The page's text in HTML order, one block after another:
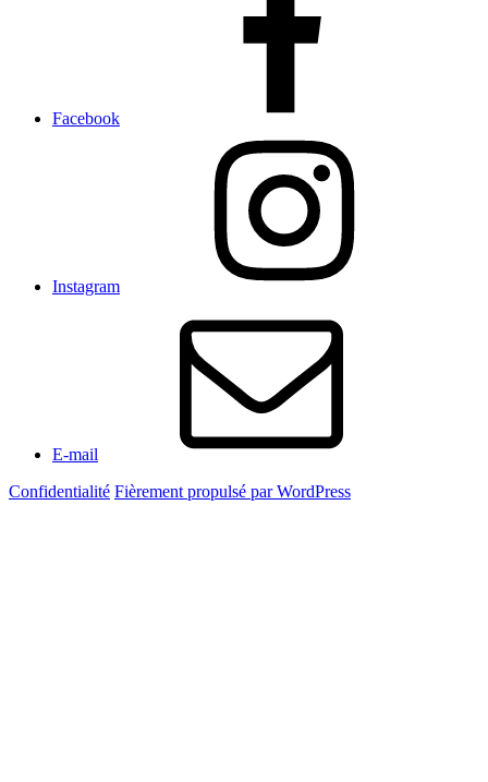
Facebook
Instagram
E-mail
Confidentialité Fièrement propulsé par WordPress